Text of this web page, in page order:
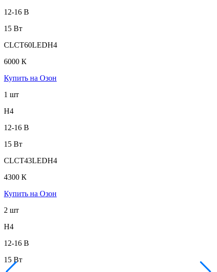
12-16 В
15 Вт
CLCT60LEDH4
6000 К
Купить на Озон
1 шт
H4
12-16 В
15 Вт
CLCT43LEDH4
4300 К
Купить на Озон
2 шт
H4
12-16 В
15 Вт